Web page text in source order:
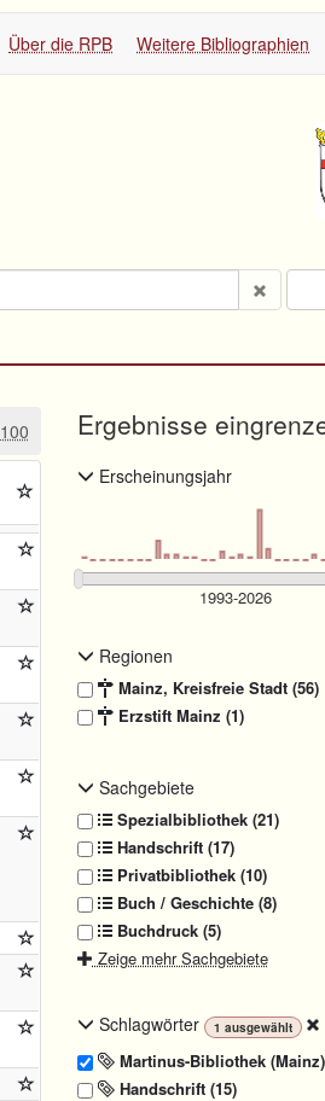
Über die RPB Weitere Bibliographien
100 Ergebnisse
Erscheinungsjahr
Regionen
Mainz, Kreisfreie Stadt (56)
Erzstift Mainz (1)
Sachgebiete
Spezialbibliothek (21)
Handschrift (17)
Privatbibliothek (10)
Buch / Geschichte (8)
Buchdruck (5)
Zeige mehr Sachgebiete
Schlagwörter 1 ausgewählt
Martinus-Bibliothek
Handschrift (15)